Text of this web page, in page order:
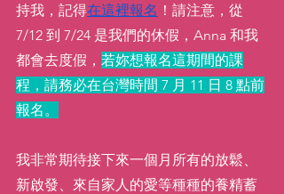
持我，記得在這裡報名 ！請注意，從
7/12 到 7/24 是我們的休假，Anna 和我
都會去度假， 若妳想報名這期間的課
程，請務必在台灣時間 7 月 11 日 8 點前
報名。
我非常期待接下來一個月所有的放鬆、
新啟發、來自家人的愛等種種的養精蓄